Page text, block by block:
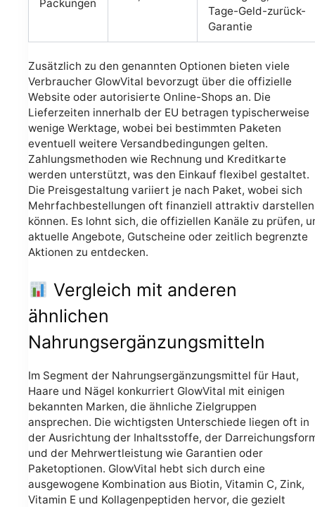
Packungen
Tage-Geld-zurück-
Garantie
Zusätzlich zu den genannten Optionen bieten viele
Verbraucher GlowVital bevorzugt über die offizielle
Website oder autorisierte Online-Shops an. Die
Lieferzeiten innerhalb der EU betragen typischerweise
wenige Werktage, wobei bei bestimmten Paketen
eventuell weitere Versandbedingungen gelten.
Zahlungsmethoden wie Rechnung und Kreditkarte
werden unterstützt, was den Einkauf flexibel gestaltet.
Die Preisgestaltung variiert je nach Paket, wobei sich
Mehrfachbestellungen oft finanziell attraktiv darstellen
können. Es lohnt sich, die offiziellen Kanäle zu prüfen,
aktuelle Angebote, Gutscheine oder zeitlich begrenzte
Aktionen zu entdecken.
Vergleich mit anderen
ähnlichen
Nahrungsergänzungsmitteln
Im Segment der Nahrungsergänzungsmittel für Haut,
Haare und Nägel konkurriert GlowVital mit einigen
bekannten Marken, die ähnliche Zielgruppen
ansprechen. Die wichtigsten Unterschiede liegen oft in
der Ausrichtung der Inhaltsstoffe, der
und der Mehrwertleistung wie Garantien oder
Paketoptionen. GlowVital hebt sich durch eine
ausgewogene Kombination aus Biotin, Vitamin C, Zink,
Vitamin E und Kollagenpeptiden hervor, die gezielt